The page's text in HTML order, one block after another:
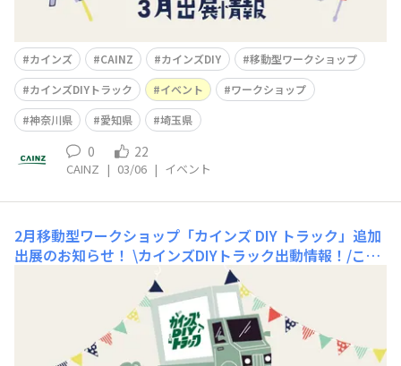
カインズ CAINZ カインズDIY
移動型ワークショップ
カインズDIYトラック
イベント
ワークショップ
神奈川県
愛知県 埼玉県
0 22
CAINZ | 03/06 | イベント
2月移動型ワークショップ「カインズ DIY トラック」追加
出展のお知らせ！ \カインズDIYトラック出動情報！/こん
にちは😃カインズです！本日は移動型「カインズ DIY ト
ラック」2月追加出展のお知らせです📢2月21日(土)、22
日(日)の2日間、体感すまいパーク吉川美南へ出動いたし
ます🚚📅日付2月21日(土)、22日(日)🕰️時間11:00〜16:00
📍場所体感すまいパー